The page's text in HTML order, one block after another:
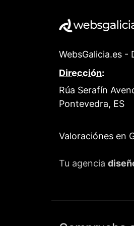
WebsGalicia.es -
Dirección:
Rúa Serafín
Pontevedra, ES
Valoraciónes en
Tu agencia